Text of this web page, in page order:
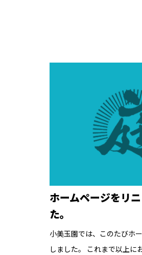
ホームページをリ
た。
小美玉園では、このたびホ
しました。 これまで以上に